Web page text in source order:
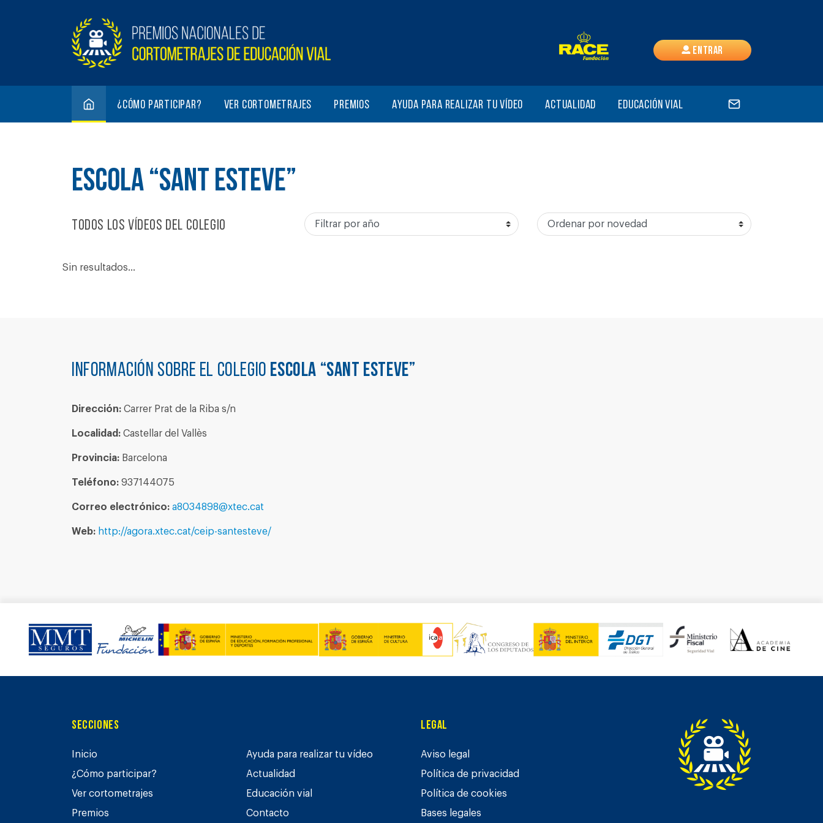
Entrar
¿Cómo participar? Ver cortometrajes Premios Ayuda para realizar tu vídeo Actualidad Educación vial
ESCOLA “SANT ESTEVE”
Todos los vídeos del colegio
Sin resultados...
Información sobre el colegio ESCOLA “SANT ESTEVE”
Dirección: Carrer Prat de la Riba s/n
Localidad: Castellar del Vallès
Provincia: Barcelona
Teléfono: 937144075
Correo electrónico: a8034898@xtec.cat
Web: http://agora.xtec.cat/ceip-santesteve/
Secciones
Inicio
¿Cómo participar?
Ver cortometrajes
Premios
Ayuda para realizar tu vídeo
Actualidad
Educación vial
Contacto
Legal
Aviso legal
Política de privacidad
Política de cookies
Bases legales